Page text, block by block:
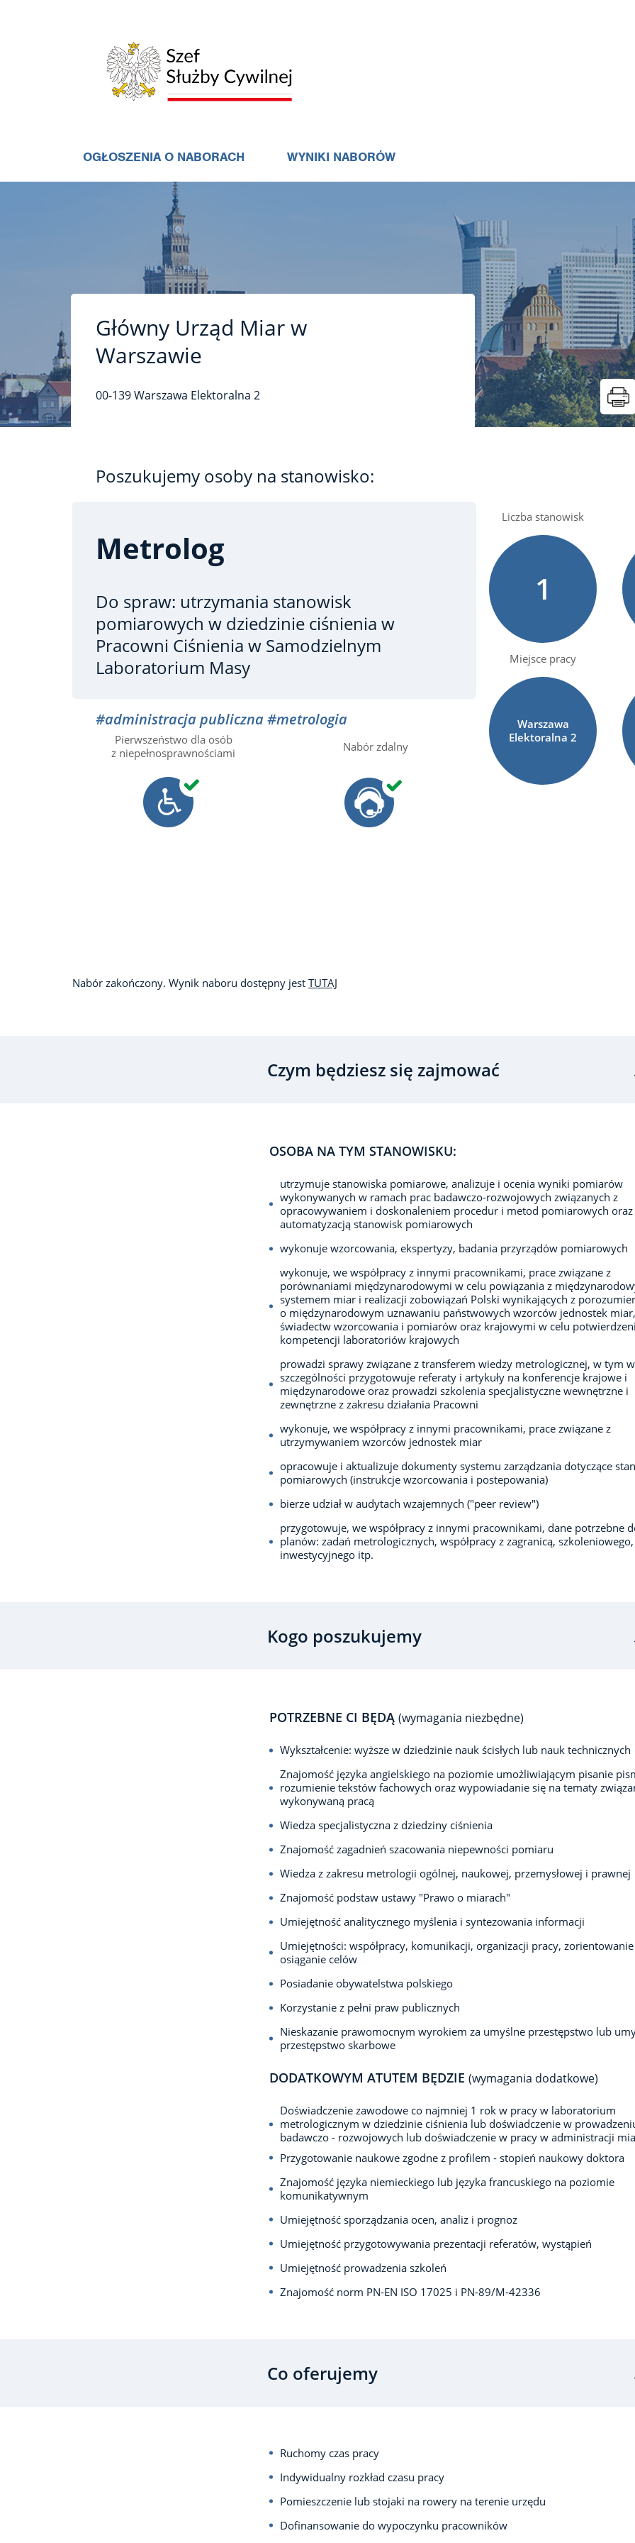
OGŁOSZENIA O NABORACH WYNIKI NABORÓW
Główny Urząd Miar w
Warszawie
00-139Warszawa Elektoralna 2
Poszukujemy osoby na stanowisko:
Metrolog
Do spraw: utrzymania stanowisk
pomiarowych w dziedzinie ciśnienia w
Pracowni Ciśnienia w Samodzielnym
Laboratorium Masy
#administracja publiczna#metrologia
Pierwszeństwo dla osób
z niepełnosprawnościami
Nabór zdalny
Liczba stanowisk
1
Miejsce pracy
Warszawa
Elektoralna2
Nabór zakończony. Wynik naboru dostępny jest TUTAJ
Czym będziesz się zajmować
OSOBA NA TYM STANOWISKU:
utrzymuje stanowiska pomiarowe, analizuje i ocenia wyniki pomiarów
wykonywanych w ramach prac badawczo-rozwojowych związanych z
opracowywaniem i doskonaleniem procedur i metod pomiarowych oraz
automatyzacją stanowisk pomiarowych
wykonuje wzorcowania, ekspertyzy, badania przyrządów pomiarowych
wykonuje, we współpracy z innymi pracownikami, prace związane z
porównaniami międzynarodowymi w celu powiązania z
systemem miar i realizacji zobowiązań Polski wynikających z
o międzynarodowym uznawaniu państwowych wzorców jednostek miar,
świadectw wzorcowania i pomiarów oraz krajowymi w celu
kompetencji laboratoriów krajowych
prowadzi sprawy związane z transferem wiedzy metrologicznej, w tym w
szczególności przygotowuje referaty i artykuły na konferencje krajowe i
międzynarodowe oraz prowadzi szkolenia specjalistyczne wewnętrzne i
zewnętrzne z zakresu działania Pracowni
wykonuje, we współpracy z innymi pracownikami, prace związane z
utrzymywaniem wzorców jednostek miar
opracowuje i aktualizuje dokumenty systemu zarządzania dotyczące
pomiarowych (instrukcje wzorcowania i postepowania)
bierze udział w audytach wzajemnych ("peer review")
przygotowuje, we współpracy z innymi pracownikami, dane potrzebne
planów: zadań metrologicznych, współpracy z zagranicą, szkoleniowego,
inwestycyjnego itp.
Kogo poszukujemy
POTRZEBNE CI BĘDĄ (wymagania niezbędne)
Wykształcenie: wyższe w dziedzinie nauk ścisłych lub nauk technicznych
Znajomość języka angielskiego na poziomie umożliwiającym pisanie
rozumienie tekstów fachowych oraz wypowiadanie się na tematy
wykonywaną pracą
Wiedza specjalistyczna z dziedziny ciśnienia
Znajomość zagadnień szacowania niepewności pomiaru
Wiedza z zakresu metrologii ogólnej, naukowej, przemysłowej i prawnej
Znajomość podstaw ustawy "Prawo o miarach"
Umiejętność analitycznego myślenia i syntezowania informacji
Umiejętności: współpracy, komunikacji, organizacji pracy,
osiąganie celów
Posiadanie obywatelstwa polskiego
Korzystanie z pełni praw publicznych
Nieskazanie prawomocnym wyrokiem za umyślne przestępstwo lub
przestępstwo skarbowe
DODATKOWYM ATUTEM BĘDZIE (wymagania dodatkowe)
Doświadczenie zawodowe co najmniej 1 rok w pracy w laboratorium
metrologicznym w dziedzinie ciśnienia lub doświadczenie w
badawczo - rozwojowych lub doświadczenie w pracy w administracji
Przygotowanie naukowe zgodne z profilem - stopień naukowy doktora
Znajomość języka niemieckiego lub języka francuskiego na poziomie
komunikatywnym
Umiejętność sporządzania ocen, analiz i prognoz
Umiejętność przygotowywania prezentacji referatów, wystąpień
Umiejętność prowadzenia szkoleń
Znajomość norm PN-EN ISO 17025 i PN-89/M-42336
Co oferujemy
Ruchomy czas pracy
Indywidualny rozkład czasu pracy
Pomieszczenie lub stojaki na rowery na terenie urzędu
Dofinansowanie do wypoczynku pracowników